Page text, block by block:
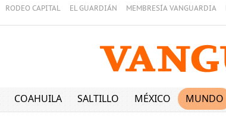
RODEO CAPITAL EL GUARDIÁN MEMBRESÍA VANGUARDIA
COAHUILA SALTILLO MÉXICO MUNDO